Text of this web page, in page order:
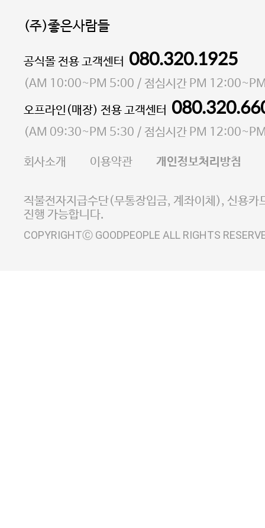
(주)좋은사람들
대표 이성현,박영환| 개인정보관리책임자 김상현
소재지 서울특별시 마포구 마포대로4다길 41 마포
통신판매업 신고번호 2023-서울마포-3931호
사업자등록번호 105-81-58242
E-MAIL goodpeople@gpin.co.kr
사업자정보확인
이니시스 에스크로 서비
공식몰 전용 고객센터 080.320.1925
(AM 10:00~PM 5:00 / 점심시간 PM
오프라인(매장) 전용 고객센터
(AM 09:30~PM 5:30 / 점심시간 PM
회사소개 이용약관 개인정보처리방침
직불전자지급수단(무통장입금, 계좌이체), 신용카
진행 가능합니다.
COPYRIGHTⒸ GOODPEOPLE ALL RIGHTS